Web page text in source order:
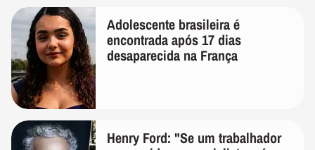
Adolescente brasileira é
encontrada após 17 dias
desaparecida na França
Henry Ford: "Se um trabalhador